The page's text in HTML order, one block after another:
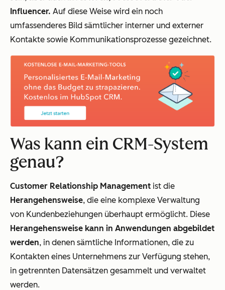
Influencer. Auf diese Weise wird ein noch
umfassenderes Bild sämtlicher interner und externer
Kontakte sowie Kommunikationsprozesse gezeichnet.
Was kann ein CRM-System
genau?
Customer Relationship Management ist die
Herangehensweise, die eine komplexe Verwaltung
von Kundenbeziehungen überhaupt ermöglicht. Diese
Herangehensweise kann in Anwendungen abgebildet
werden, in denen sämtliche Informationen, die zu
Kontakten eines Unternehmens zur Verfügung stehen,
in getrennten Datensätzen gesammelt und verwaltet
werden.